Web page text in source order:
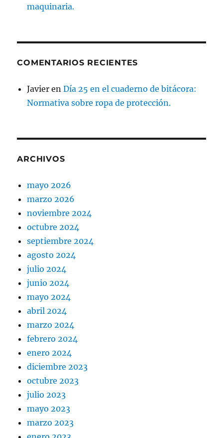
maquinaria.
COMENTARIOS RECIENTES
Javier enDía 25 en el cuaderno de bitácora:
Normativa sobre ropa de protección.
ARCHIVOS
mayo 2026
marzo 2026
noviembre 2024
octubre 2024
septiembre 2024
agosto 2024
julio 2024
junio 2024
mayo 2024
abril 2024
marzo 2024
febrero 2024
enero 2024
diciembre 2023
octubre 2023
julio 2023
mayo 2023
marzo 2023